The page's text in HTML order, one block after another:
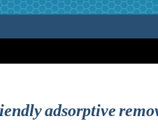
adsorptive